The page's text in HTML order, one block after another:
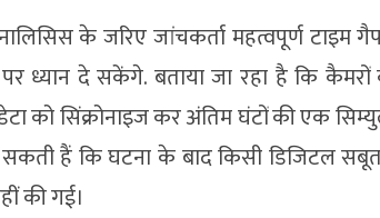
के जरिए जांचकर्ता महत्वपूर्ण टाइम
पर ध्यान दे सकेंगे. बताया जा रहा है कि
को सिंक्रोनाइज कर अंतिम घंटों की एक
हैं कि घटना के बाद किसी डिजिटल
की गई।